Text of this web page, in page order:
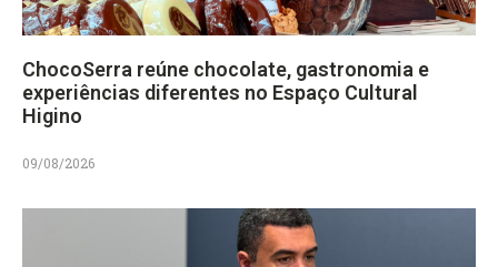
ChocoSerra reúne chocolate, gastronomia e
experiências diferentes no Espaço Cultural
Higino
09/08/2026